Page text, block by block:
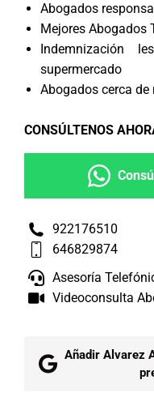
Abogados
Mejores Abogados
Indemnización
supermercado
Abogados cerca de
CONSÚLTENOS
922176510
646829874
Asesoría
Videoconsulta
Añadir Alvarez